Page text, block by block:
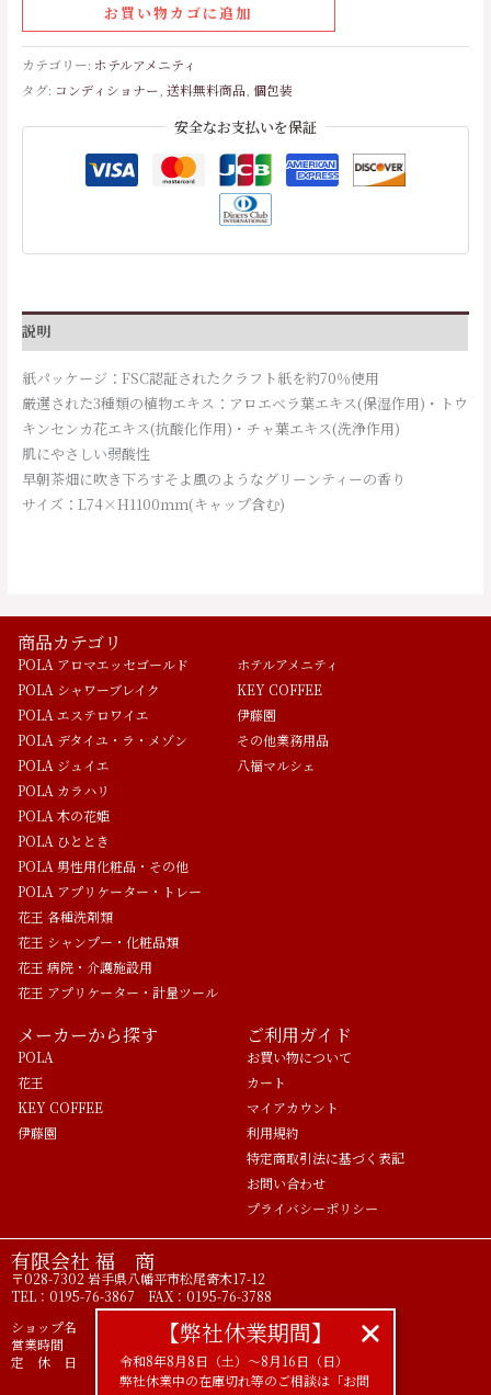
お買い物カゴに追加
カテゴリー: ホテルアメニティ
タグ: コンディショナー,送料無料商品,個包装
安全なお支払いを保証
説明
紙パッケージ：FSC認証されたクラフト紙を約70％使用
厳選された3種類の植物エキス：アロエベラ葉エキス(保湿作用)・トウ
キンセンカ花エキス(抗酸化作用)・チャ葉エキス(洗浄作用)
肌にやさしい弱酸性
早朝茶畑に吹き下ろすそよ風のようなグリーンティーの香り
サイズ：L74×H1100ｍｍ(キャップ含む)
商品カテゴリ
POLA アロマエッセゴールド
POLA シャワーブレイク
POLA エステロワイエ
POLA デタイユ・ラ・メゾン
POLA ジュイエ
POLA カラハリ
POLA 木の花姫
POLA ひととき
POLA 男性用化粧品・その他
POLA アプリケーター・トレー
花王 各種洗剤類
花王 シャンプー・化粧品類
花王 病院・介護施設用
花王 アプリケーター・計量ツール
ホテルアメニティ
KEY COFFEE
伊藤園
その他業務用品
八福マルシェ
メーカーから探す
POLA
花王
KEY COFFEE
伊藤園
ご利用ガイド
お買い物について
カート
マイアカウント
利用規約
特定商取引法に基づく表記
お問い合わせ
プライバシーポリシー
有限会社 福 商
〒028-7302 岩手県八幡平市松尾寄木17-12
TEL：0195-76-3867 FAX：0195-76-3788
ショップ名 ライフアメニティ POLA正規代理店
営業時間 9時00分～17時00分
定 休 日 土 日 祝
【弊社休業期間】
令和8年8月8日（土）〜8月16日（日）
弊社休業中の在庫切れ等のご相談は「お問